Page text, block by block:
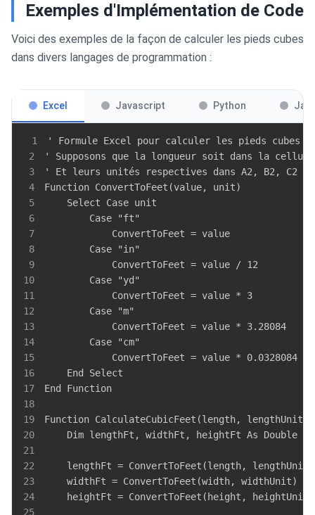
Exemples d'Implémentation de Code
Voici des exemples de la façon de calculer les pieds cubes
dans divers langages de programmation :
Excel Javascript Python
1
2
3
4
5
6
7
            ConvertToFeet = value
8
9
10
11
            ConvertToFeet = value * 3
12
13
            ConvertToFeet = value * 3.28084
14
15
            ConvertToFeet = value * 0.0328084
16
17
End Function
18
19
20
    Dim lengthFt, widthFt, heightFt As Double
21
22
23
24
25